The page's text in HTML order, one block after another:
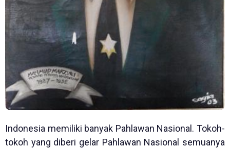
Indonesia memiliki banyak Pahlawan Nasional. Tokoh-
tokoh yang diberi gelar Pahlawan Nasional semuanya